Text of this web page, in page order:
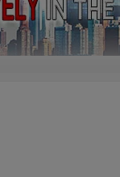
construcción, 6